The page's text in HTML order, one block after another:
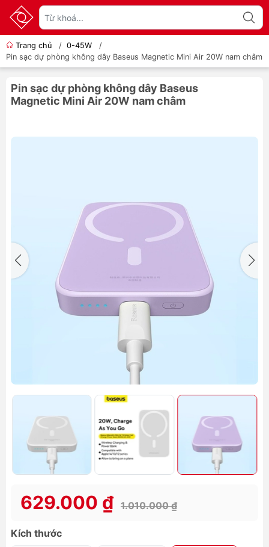
Trang chủ / 0-45W
/
Pin sạc dự phòng không dây Baseus Magnetic Mini Air 20W nam châm
Pin sạc dự phòng không dây Baseus
Magnetic Mini Air 20W nam châm
629.000 ₫ 1.010.000 ₫
Kích thước